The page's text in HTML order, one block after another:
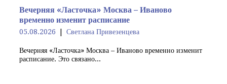
Вечерняя «Ласточка» Москва – Иваново
временно изменит расписание
05.08.2026 Светлана Привезенцева
Вечерняя «Ласточка» Москва – Иваново временно изменит
расписание. Это связано...